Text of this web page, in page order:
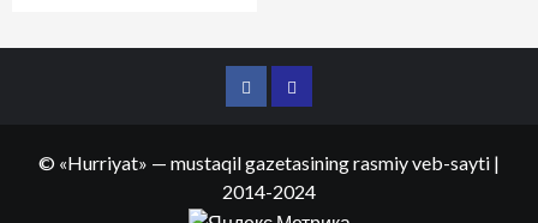
FacebookTelegram
© «Hurriyat» — mustaqil gazetasining rasmiy veb-sayti |
2014-2024